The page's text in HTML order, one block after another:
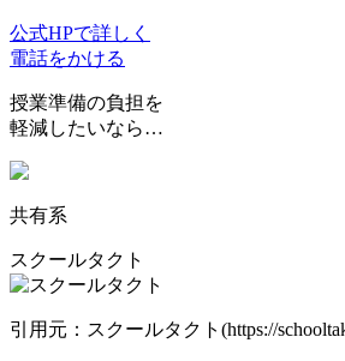
公式HPで詳しく
電話をかける
授業準備の負担を
軽減したいなら…
共有系
スクールタクト
引用元：スクールタクト(https://